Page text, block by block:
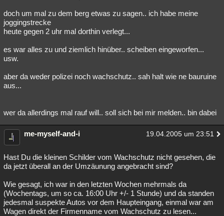
doch um mal zu dem berg etwas zu sagen.. ich habe meine
joggingstrecke
heute gegen 2 uhr mal dorthin verlegt...
es war alles zu und ziemlich hinüber.. scheiben eingeworfen...
usw.
aber da weder polizei noch wachschutz.. sah halt wie ne bauruine
aus...
wer da allerdings mal rauf will.. soll sich bei mir melden.. bin dabei
me-myself-and-i 19.04.2005 um 23:51
Hast Du die kleinen Schilder vom Wachschutz nicht gesehen, die
da jetzt überall an der Umzäunung angebracht sind?
Wie gesagt, ich war in den letzten Wochen mehrmals da
(Wochentags, um so ca. 16:00 Uhr +/- 1 Stunde) und da standen
jedesmal suspekte Autos vor dem Haupteingang, einmal war am
Wagen direkt der Firmenname vom Wachschutz zu lesen...